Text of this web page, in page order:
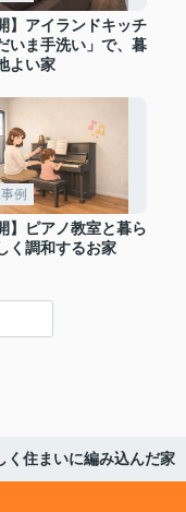
】アイランドキッチ
いま手洗い」で、暮
よい家
例
】ピアノ教室と暮ら
く調和するお家
く住まいに編み込んだ家